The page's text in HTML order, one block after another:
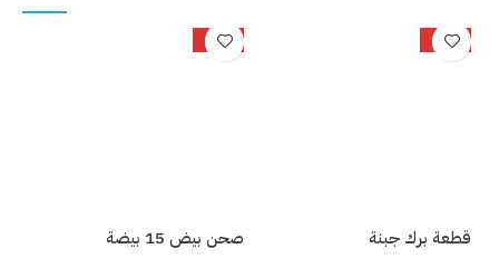
-34%
قطعة برك جبنة
-25%
صحن بيض 15 بيضة